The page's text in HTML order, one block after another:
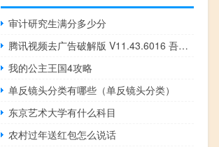
审计研究生满分多少分
腾讯视频去广告破解版 V11.43.6016 吾爱破解版（腾讯视频去广告破解版 V11.43.6016 吾爱破解版功能简介）
我的公主王国4攻略
单反镜头分类有哪些（单反镜头分类）
东京艺术大学有什么科目
农村过年送红包怎么说话